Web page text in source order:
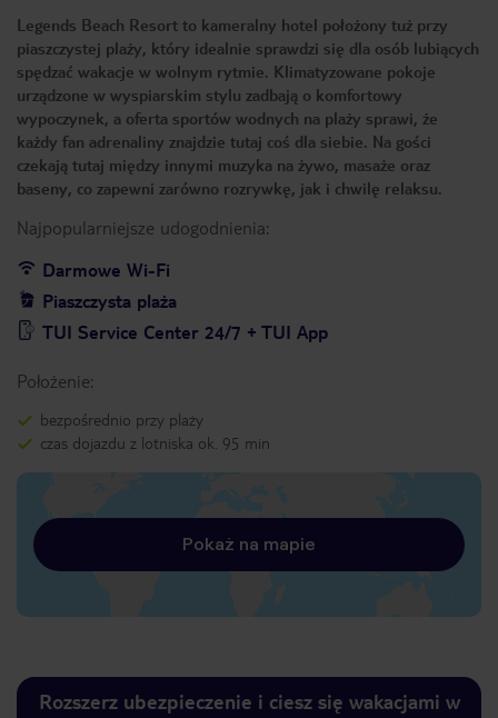
Legends Beach Resort to kameralny hotel położony tuż przy
piaszczystej plaży, który idealnie sprawdzi się dla osób lubiących
spędzać wakacje w wolnym rytmie. Klimatyzowane pokoje
urządzone w wyspiarskim stylu zadbają o komfortowy
wypoczynek, a oferta sportów wodnych na plaży sprawi, że
każdy fan adrenaliny znajdzie tutaj coś dla siebie. Na gości
czekają tutaj między innymi muzyka na żywo, masaże oraz
baseny, co zapewni zarówno rozrywkę, jak i chwilę relaksu.
Najpopularniejsze udogodnienia:
Darmowe Wi-Fi
Piaszczysta plaża
TUI Service Center 24/7 + TUI App
Położenie:
bezpośrednio przy plaży
czas dojazdu z lotniska ok. 95 min
Pokaż na mapie
Rozszerz ubezpieczenie i ciesz się wakacjami w